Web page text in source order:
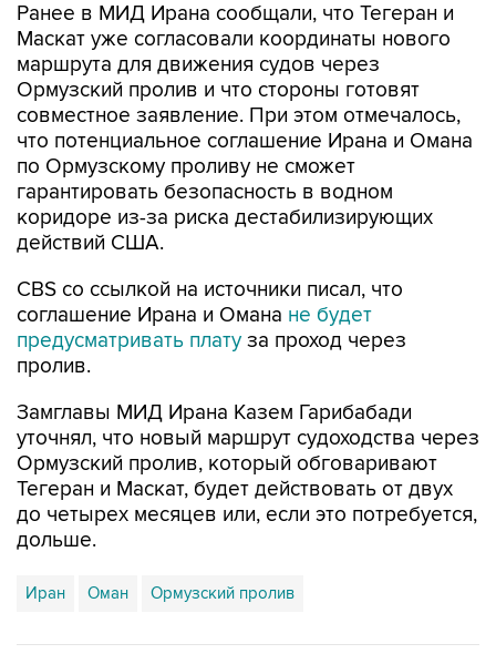
Ранее в МИД Ирана сообщали, что Тегеран и
Маскат уже согласовали координаты нового
маршрута для движения судов через
Ормузский пролив и что стороны готовят
совместное заявление. При этом отмечалось,
что потенциальное соглашение Ирана и Омана
по Ормузскому проливу не сможет
гарантировать безопасность в водном
коридоре из-за риска дестабилизирующих
действий США.
CBS со ссылкой на источники писал, что
соглашение Ирана и Омана не будет
предусматривать плату за проход через
пролив.
Замглавы МИД Ирана Казем Гарибабади
уточнял, что новый маршрут судоходства через
Ормузский пролив, который обговаривают
Тегеран и Маскат, будет действовать от двух
до четырех месяцев или, если это потребуется,
дольше.
Иран Оман Ормузский пролив